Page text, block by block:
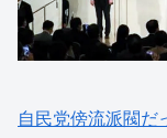
自民党傍流派閥